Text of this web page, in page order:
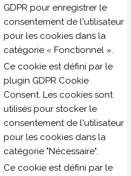
GDPR pour enregistrer le
consentement de l'utilisateur
pour les cookies dans la
catégorie « Fonctionnel ».
Ce cookie est défini par le
plugin GDPR Cookie
Consent. Les cookies sont
utilisés pour stocker le
consentement de l'utilisateur
pour les cookies dans la
catégorie "Nécessaire".
Ce cookie est défini par le